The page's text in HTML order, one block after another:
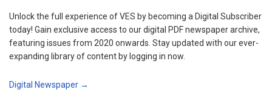
Unlock the full experience of VES by becoming a Digital Subscriber
today! Gain exclusive access to our digital PDF newspaper archive,
featuring issues from 2020 onwards. Stay updated with our ever-
expanding library of content by logging in now.
Digital Newspaper →